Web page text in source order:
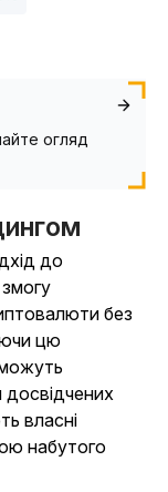
огляд
до
без
цю
можуть
досвідчених
власні
набутого